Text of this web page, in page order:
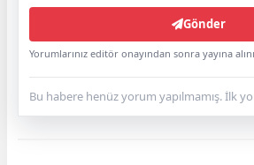
Gönder
Yorumlarınız editör onayından sonra yayına
Bu habere henüz yorum yapılmamış. İlk